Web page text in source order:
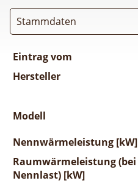
Stammdaten
Eintrag vom
Hersteller
Modell
Nennwärmeleistung [kW]
Raumwärmeleistung (bei
Nennlast) [kW]